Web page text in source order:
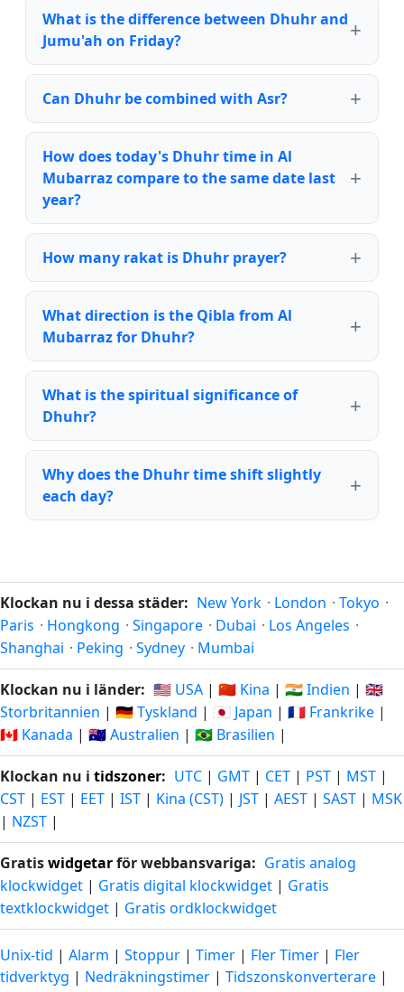
What is the difference between Dhuhr and
Jumu'ah on Friday?
Can Dhuhr be combined with Asr?
How does today's Dhuhr time in Al
Mubarraz compare to the same date last
year?
How many rakat is Dhuhr prayer?
What direction is the Qibla from Al
Mubarraz for Dhuhr?
What is the spiritual significance of
Dhuhr?
Why does the Dhuhr time shift slightly
each day?
Klockan nu i dessa städer: New York · London · Tokyo ·
Paris · Hongkong · Singapore · Dubai · Los Angeles ·
Shanghai · Peking · Sydney · Mumbai
Klockan nu i länder: 🇺🇸 USA | 🇨🇳 Kina | 🇮🇳 Indien | 🇬🇧
Storbritannien | 🇩🇪 Tyskland | 🇯🇵 Japan | 🇫🇷 Frankrike |
🇨🇦 Kanada | 🇦🇺 Australien | 🇧🇷 Brasilien |
Klockan nu i tidszoner: UTC | GMT | CET | PST | MST |
CST | EST | EET | IST | Kina (CST) | JST | AEST | SAST | MSK
| NZST |
Gratiswidgetarför webbansvariga: Gratis analog
klockwidget | Gratis digital klockwidget | Gratis
textklockwidget | Gratis ordklockwidget
Unix-tid | Alarm | Stoppur | Timer | Fler Timer | Fler
tidverktyg | Nedräkningstimer | Tidszonskonverterare |